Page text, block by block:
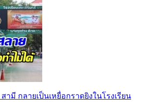
ามี กลายเป็นเหยื่อกราดยิงในโรงเรียน